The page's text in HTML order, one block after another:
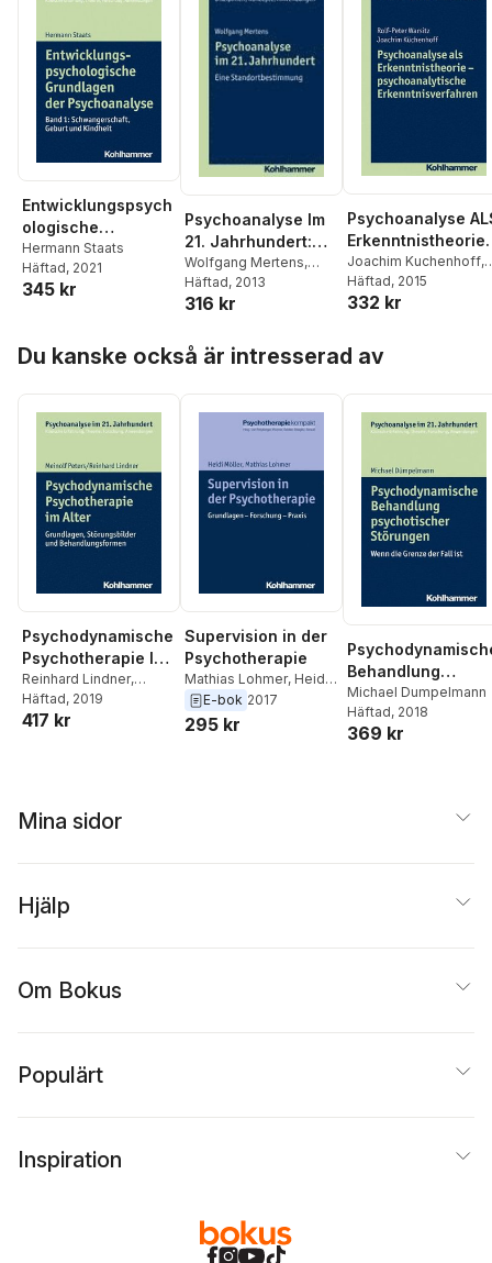
Entwicklungspsych
ologische
Grundlagen Der
Psychoanalyse:
Band 1:
Kindheit
Hermann Staats
Häftad, 2021
345 kr
Psychoanalyse Im
21. Jahrhundert:
Eine
Standortbestimmun
g
Wolfgang Mertens,
Cord Benecke
Gast ,Marianne
Häftad, 2013
316 kr
Psychoanalyse
Erkenntnistheorie
n
Joachim Kuchenhoff,
Rolf-Peter Warsitz
Häftad, 2015
332 kr
Du kanske också är intresserad av
Psychodynamische
Psychotherapie Im
Alter: Grundlagen,
Storungsbilder Und
Behandlungsforme
Reinhard Lindner,
Meinolf Peters
Häftad, 2019
417 kr
Supervision in der
Psychotherapie
Mathias Lohmer, Heidi
Moller
E-bok 2017
295 kr
Behandlung
Psychotischer
Storungen: Wenn
Die Grenze Der
Michael Dumpelmann
Häftad, 2018
369 kr
Mina sidor
Hjälp
Om Bokus
Populärt
Inspiration